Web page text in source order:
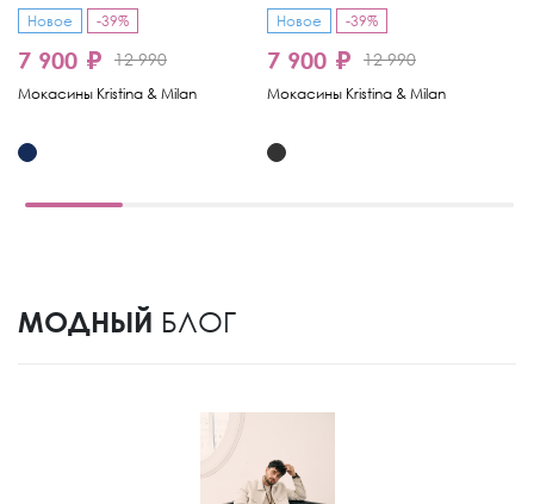
Новое -39%
7 900 ₽ 12 990
Мокасины Kristina & Milan
Новое -39%
7 900 ₽ 12 990
Мокасины Kristina & Milan
МОДНЫЙ БЛОГ